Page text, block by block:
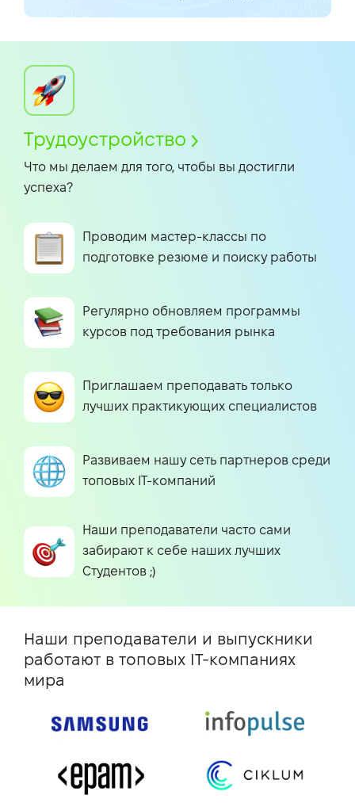
Трудоустройство
Что мы делаем для того, чтобы вы достигли
успеха?
Проводим мастер-классы по
подготовке резюме и поиску работы
Регулярно обновляем программы
курсов под требования рынка
Приглашаем преподавать только
лучших практикующих специалистов
Развиваем нашу сеть партнеров среди
топовых IT-компаний
Наши преподаватели часто сами
забирают к себе наших лучших
Студентов ;)
Наши преподаватели и выпускники
работают в топовых IT-компаниях
мира